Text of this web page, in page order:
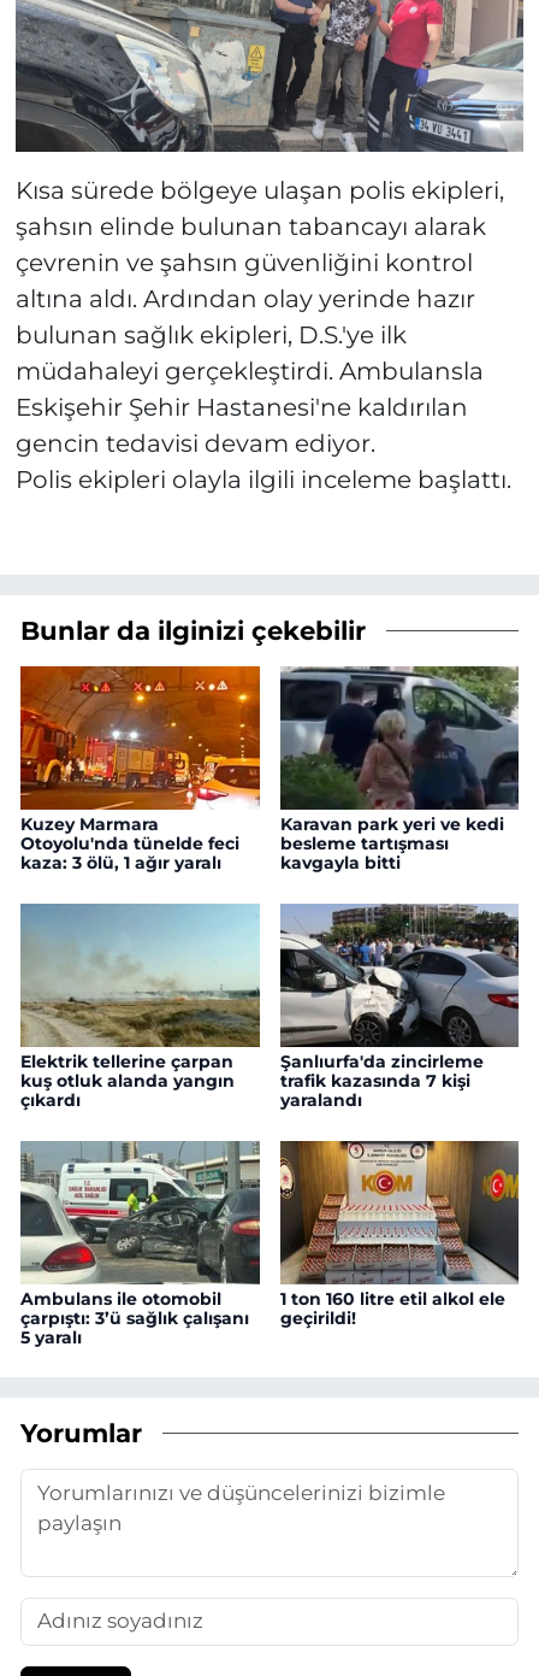
Kısa sürede bölgeye ulaşan polis ekipleri,
şahsın elinde bulunan tabancayı alarak
çevrenin ve şahsın güvenliğini kontrol
altına aldı. Ardından olay yerinde hazır
bulunan sağlık ekipleri, D.S.'ye ilk
müdahaleyi gerçekleştirdi. Ambulansla
Eskişehir Şehir Hastanesi'ne kaldırılan
gencin tedavisi devam ediyor.
Polis ekipleri olayla ilgili inceleme başlattı.
Bunlar da ilginizi çekebilir
Kuzey Marmara
Otoyolu'nda tünelde feci
kaza: 3 ölü, 1 ağır yaralı
Karavan park yeri ve kedi
besleme tartışması
kavgayla bitti
Elektrik tellerine çarpan
kuş otluk alanda yangın
çıkardı
Şanlıurfa'da zincirleme
trafik kazasında 7 kişi
yaralandı
Ambulans ile otomobil
çarpıştı: 3’ü sağlık çalışanı
5 yaralı
1 ton 160 litre etil alkol ele
geçirildi!
Yorumlar